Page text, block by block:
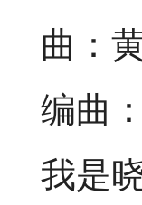
曲：
编曲
我是